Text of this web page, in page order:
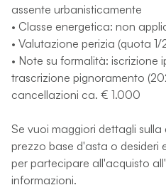
assente urbanisticamente
• Classe energetica: non
• Valutazione perizia (quota
• Note su formalità: iscrizione
trascrizione pignoramento
cancellazioni ca. € 1.000
Se vuoi maggiori dettagli
prezzo base d'asta o desideri
per partecipare all'acquisto
informazioni.